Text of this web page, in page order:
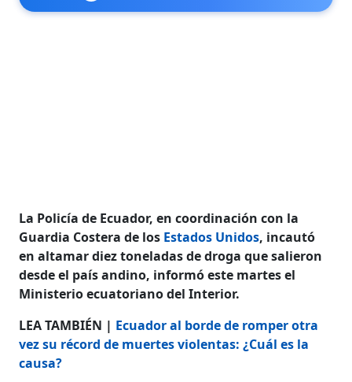
La Policía de Ecuador, en coordinación con la
Guardia Costera de los Estados Unidos, incautó
en altamar diez toneladas de droga que salieron
desde el país andino, informó este martes el
Ministerio ecuatoriano del Interior.
LEA TAMBIÉN | Ecuador al borde de romper otra
vez su récord de muertes violentas: ¿Cuál es la
causa?